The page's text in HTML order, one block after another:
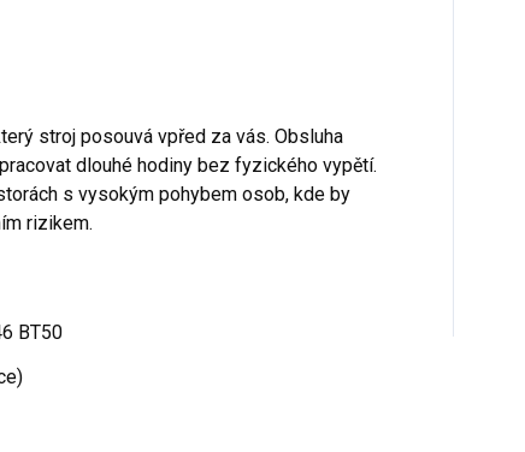
stroj posouvá vpřed za vás. Obsluha
dlouhé hodiny bez fyzického vypětí.
s vysokým pohybem osob, kde by
rizikem.
BT50